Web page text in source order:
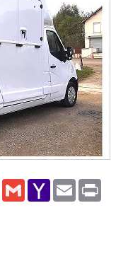
Pinterest
GmailYahoo
Mail
Email